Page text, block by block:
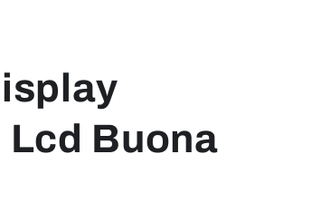
Lcd Buona